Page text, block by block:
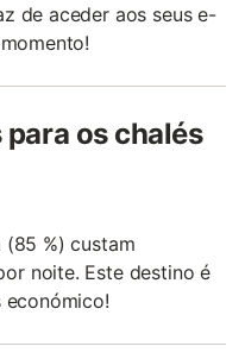
de aceder aos seus e-
os chalés
(85 %) custam
noite. Este destino é
económico!